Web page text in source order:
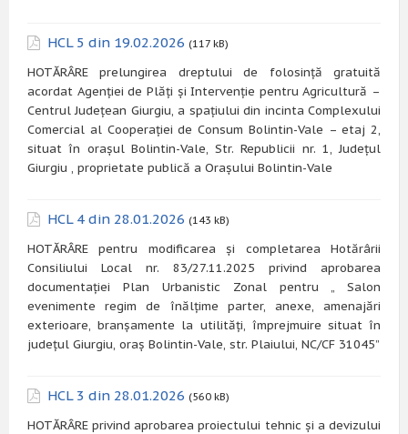
HCL 5 din 19.02.2026 (117 kB)
HOTĂRÂRE prelungirea dreptului de folosință gratuită
acordat Agenției de Plăți și Intervenție pentru Agricultură –
Centrul Județean Giurgiu, a spațiului din incinta Complexului
Comercial al Cooperației de Consum Bolintin-Vale – etaj 2,
situat în orașul Bolintin-Vale, Str. Republicii nr. 1, Județul
Giurgiu , proprietate publică a Orașului Bolintin-Vale
HCL 4 din 28.01.2026 (143 kB)
HOTĂRÂRE pentru modificarea și completarea Hotărârii
Consiliului Local nr. 83/27.11.2025 privind aprobarea
documentației Plan Urbanistic Zonal pentru „ Salon
evenimente regim de înălțime parter, anexe, amenajări
exterioare, branșamente la utilități, împrejmuire situat în
județul Giurgiu, oraș Bolintin-Vale, str. Plaiului, NC/CF 31045”
HCL 3 din 28.01.2026 (560 kB)
HOTĂRÂRE privind aprobarea proiectului tehnic și a devizului